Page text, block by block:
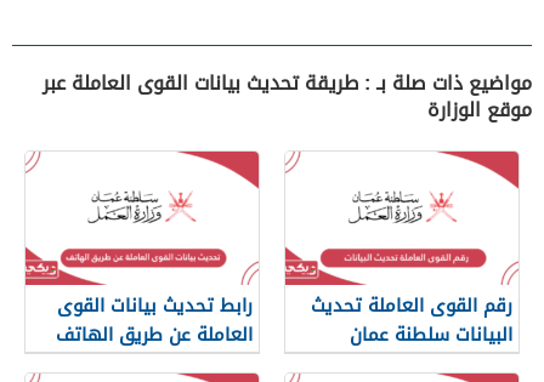
مواضيع ذات صلة بـ : طريقة تحديث بيانات القوى العاملة عبر
موقع الوزارة
رقم القوى العاملة تحديث
البيانات سلطنة عمان
رابط تحديث بيانات القوى
العاملة عن طريق الهاتف
والرسائل